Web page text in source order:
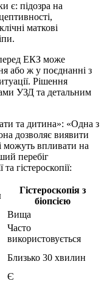
є: підозра на
маткові
перед ЕКЗ може
або ж у поєднанні з
Рішення
УЗД та детальним
та дитина»: «Одна з
дозволяє виявити
можуть впливати на
перебіг
гістероскопії:
Гістероскопія з
біопсією
Вища
Часто
використовується
Близько 30 хвилин
Є